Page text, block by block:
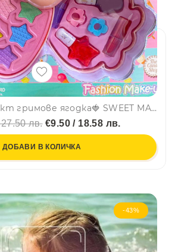
Детски комплект гримове ягодка🍓 SWEET MAKEUP CANDY 10411, палитра
лв.€9.50 / 18.58 лв.
ДОБАВИ В КОЛИЧКА
-43%